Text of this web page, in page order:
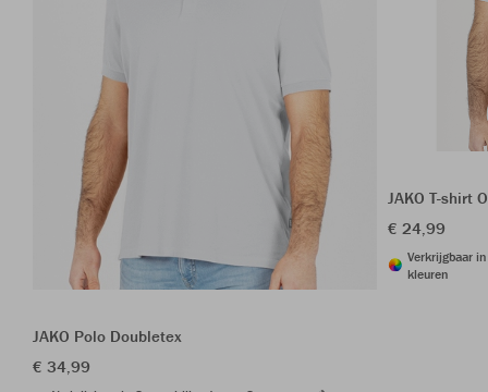
JAKO Polo Doubletex
€ 34,99
JAKO T-shirt
€ 24,99
Verkrijgbaar
kleuren